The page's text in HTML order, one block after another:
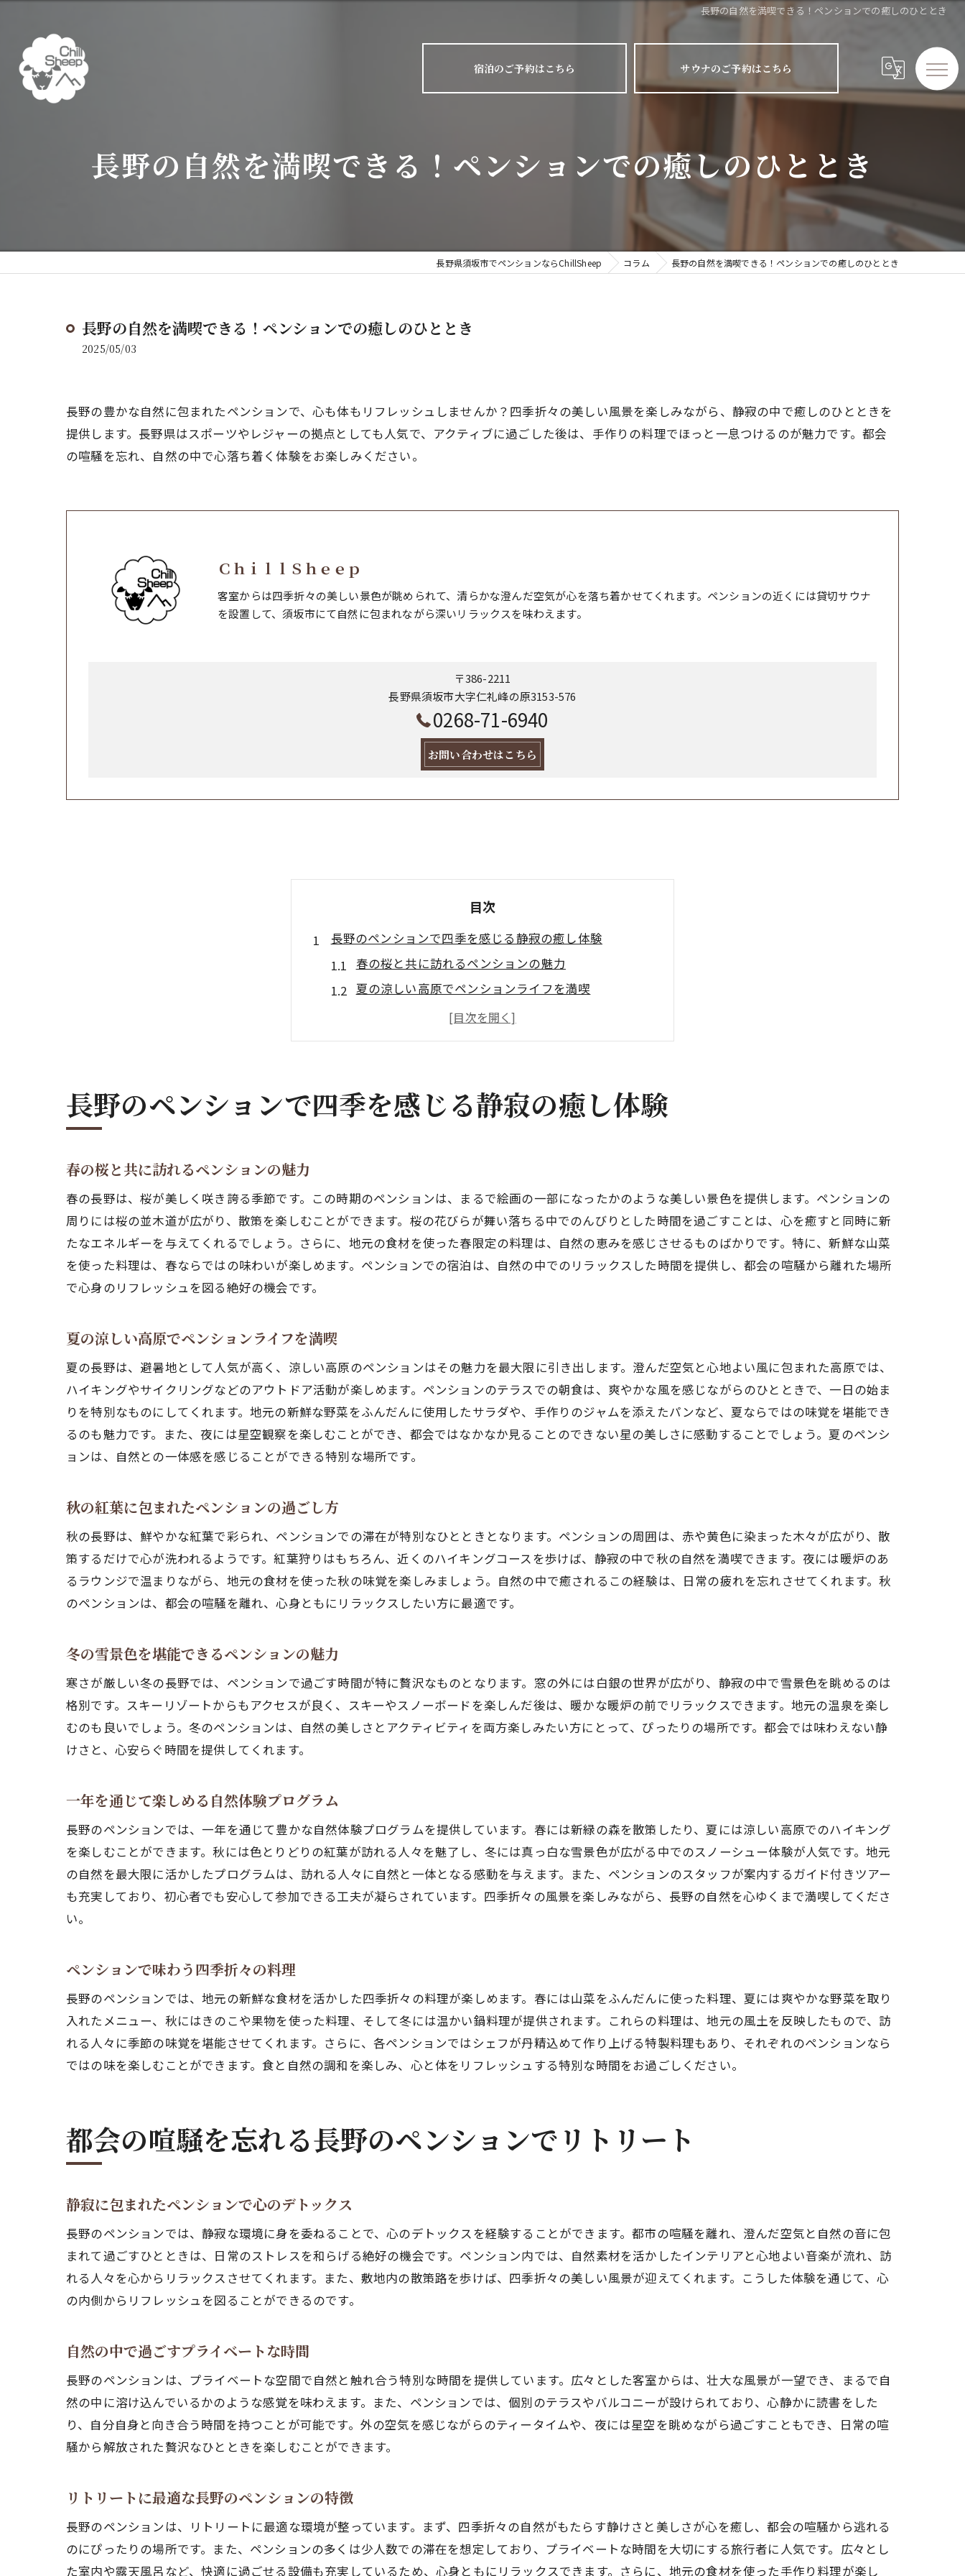
長野の自然を満喫できる！ペンションでの癒しのひととき
宿泊のご予約はこちら サウナのご予約はこちら
長野の自然を満喫できる！ペンションでの癒しのひととき
長野県須坂市でペンションならChillSheep コラム 長野の自然を満喫できる！ペンションでの癒しのひととき
長野の自然を満喫できる！ペンションでの癒しのひととき
2025/05/03
長野の豊かな自然に包まれたペンションで、心も体もリフレッシュしませんか？四季折々の美しい風景を楽しみながら、静寂の中で癒しのひとときを
提供します。長野県はスポーツやレジャーの拠点としても人気で、アクティブに過ごした後は、手作りの料理でほっと一息つけるのが魅力です。都会
の喧騒を忘れ、自然の中で心落ち着く体験をお楽しみください。
ＣｈｉｌｌＳｈｅｅｐ
客室からは四季折々の美しい景色が眺められて、清らかな澄んだ空気が心を落ち着かせてくれます。ペンションの近くには貸切サウナ
を設置して、須坂市にて自然に包まれながら深いリラックスを味わえます。
〒386-2211
長野県須坂市大字仁礼峰の原3153-576
0268-71-6940
お問い合わせはこちら
目次
長野のペンションで四季を感じる静寂の癒し体験
春の桜と共に訪れるペンションの魅力
夏の涼しい高原でペンションライフを満喫
秋の紅葉に包まれたペンションの過ごし方
冬の雪景色を堪能できるペンションの魅力
ペンションで味わう四季折々の料理
都会の喧騒を忘れる長野のペンションでリトリート
リトリートに最適な長野のペンションの特徴
五感を癒すペンションのアクティビティ
心身をリフレッシュするためのペンション滞在
都会からのアクセスとペンションの立地
食を通じて心を癒すペンションのディナー
ペンションで味わう長野の郷土料理
食事と共に楽しむ長野の地酒とワイン
料理教室で学ぶペンションの手作りメニュー
スポーツとレジャーの拠点長野ペンションの魅力
四季を通じて楽しめるスポーツプラン
ペンション周辺のハイキングコース紹介
冬のスキーとスノーボードを楽しむ
プライベート空間での贅沢な時間
自然の音色を楽しむペンション滞在
春の花々に彩られたペンションの庭
夏の緑豊かな風景を眺めるテラス
秋の紅葉が楽しめるおすすめスポット
長野のペンションでアクティブに楽しむ休日
アクティブ派におすすめのペンション選び
アウトドアを満喫できるアクティビティ
ペンション滞在で楽しむサイクリングルート
アクティビティ後のリラックス法
自然療法を取り入れたペンション体験
心の健康を促進するペンションの工夫
長野のペンションで四季を感じる静寂の癒し体験
春の桜と共に訪れるペンションの魅力
春の長野は、桜が美しく咲き誇る季節です。この時期のペンションは、まるで絵画の一部になったかのような美しい景色を提供します。ペンションの
周りには桜の並木道が広がり、散策を楽しむことができます。桜の花びらが舞い落ちる中でのんびりとした時間を過ごすことは、心を癒すと同時に新
たなエネルギーを与えてくれるでしょう。さらに、地元の食材を使った春限定の料理は、自然の恵みを感じさせるものばかりです。特に、新鮮な山菜
を使った料理は、春ならではの味わいが楽しめます。ペンションでの宿泊は、自然の中でのリラックスした時間を提供し、都会の喧騒から離れた場所
で心身のリフレッシュを図る絶好の機会です。
夏の涼しい高原でペンションライフを満喫
夏の長野は、避暑地として人気が高く、涼しい高原のペンションはその魅力を最大限に引き出します。澄んだ空気と心地よい風に包まれた高原では、
ハイキングやサイクリングなどのアウトドア活動が楽しめます。ペンションのテラスでの朝食は、爽やかな風を感じながらのひとときで、一日の始ま
りを特別なものにしてくれます。地元の新鮮な野菜をふんだんに使用したサラダや、手作りのジャムを添えたパンなど、夏ならではの味覚を堪能でき
るのも魅力です。また、夜には星空観察を楽しむことができ、都会ではなかなか見ることのできない星の美しさに感動することでしょう。夏のペンシ
ョンは、自然との一体感を感じることができる特別な場所です。
秋の紅葉に包まれたペンションの過ごし方
秋の長野は、鮮やかな紅葉で彩られ、ペンションでの滞在が特別なひとときとなります。ペンションの周囲は、赤や黄色に染まった木々が広がり、散
策するだけで心が洗われるようです。紅葉狩りはもちろん、近くのハイキングコースを歩けば、静寂の中で秋の自然を満喫できます。夜には暖炉のあ
るラウンジで温まりながら、地元の食材を使った秋の味覚を楽しみましょう。自然の中で癒されるこの経験は、日常の疲れを忘れさせてくれます。秋
のペンションは、都会の喧騒を離れ、心身ともにリラックスしたい方に最適です。
冬の雪景色を堪能できるペンションの魅力
寒さが厳しい冬の長野では、ペンションで過ごす時間が特に贅沢なものとなります。窓の外には白銀の世界が広がり、静寂の中で雪景色を眺めるのは
格別です。スキーリゾートからもアクセスが良く、スキーやスノーボードを楽しんだ後は、暖かな暖炉の前でリラックスできます。地元の温泉を楽し
むのも良いでしょう。冬のペンションは、自然の美しさとアクティビティを両方楽しみたい方にとって、ぴったりの場所です。都会では味わえない静
けさと、心安らぐ時間を提供してくれます。
一年を通じて楽しめる自然体験プログラム
長野のペンションでは、一年を通じて豊かな自然体験プログラムを提供しています。春には新緑の森を散策したり、夏には涼しい高原でのハイキング
を楽しむことができます。秋には色とりどりの紅葉が訪れる人々を魅了し、冬には真っ白な雪景色が広がる中でのスノーシュー体験が人気です。地元
の自然を最大限に活かしたプログラムは、訪れる人々に自然と一体となる感動を与えます。また、ペンションのスタッフが案内するガイド付きツアー
も充実しており、初心者でも安心して参加できる工夫が凝らされています。四季折々の風景を楽しみながら、長野の自然を心ゆくまで満喫してくださ
い。
ペンションで味わう四季折々の料理
長野のペンションでは、地元の新鮮な食材を活かした四季折々の料理が楽しめます。春には山菜をふんだんに使った料理、夏には爽やかな野菜を取り
入れたメニュー、秋にはきのこや果物を使った料理、そして冬には温かい鍋料理が提供されます。これらの料理は、地元の風土を反映したもので、訪
れる人々に季節の味覚を堪能させてくれます。さらに、各ペンションではシェフが丹精込めて作り上げる特製料理もあり、それぞれのペンションなら
ではの味を楽しむことができます。食と自然の調和を楽しみ、心と体をリフレッシュする特別な時間をお過ごしください。
都会の喧騒を忘れる長野のペンションでリトリート
静寂に包まれたペンションで心のデトックス
長野のペンションでは、静寂な環境に身を委ねることで、心のデトックスを経験することができます。都市の喧騒を離れ、澄んだ空気と自然の音に包
まれて過ごすひとときは、日常のストレスを和らげる絶好の機会です。ペンション内では、自然素材を活かしたインテリアと心地よい音楽が流れ、訪
れる人々を心からリラックスさせてくれます。また、敷地内の散策路を歩けば、四季折々の美しい風景が迎えてくれます。こうした体験を通じて、心
の内側からリフレッシュを図ることができるのです。
自然の中で過ごすプライベートな時間
長野のペンションは、プライベートな空間で自然と触れ合う特別な時間を提供しています。広々とした客室からは、壮大な風景が一望でき、まるで自
然の中に溶け込んでいるかのような感覚を味わえます。また、ペンションでは、個別のテラスやバルコニーが設けられており、心静かに読書をした
り、自分自身と向き合う時間を持つことが可能です。外の空気を感じながらのティータイムや、夜には星空を眺めながら過ごすこともでき、日常の喧
騒から解放された贅沢なひとときを楽しむことができます。
リトリートに最適な長野のペンションの特徴
長野のペンションは、リトリートに最適な環境が整っています。まず、四季折々の自然がもたらす静けさと美しさが心を癒し、都会の喧騒から逃れる
のにぴったりの場所です。また、ペンションの多くは少人数での滞在を想定しており、プライベートな時間を大切にする旅行者に人気です。広々とし
た室内や露天風呂など、快適に過ごせる設備も充実しているため、心身ともにリラックスできます。さらに、地元の食材を使った手作り料理が楽し